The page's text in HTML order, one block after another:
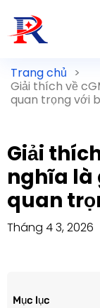
Trang chủ >
Giải thích về
quan trọng với
Giải
nghĩa là
quan
Tháng 4 3, 2026
Mục lục